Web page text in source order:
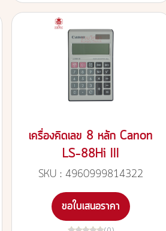
เครื่องคิดเลข 8 หลัก Canon
LS-88Hi III
SKU : 4960999814322
ขอใบเสนอราคา